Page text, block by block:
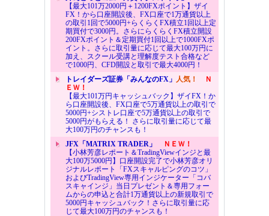
【最大101万2000円＋1200FXポイント】ザイ
FX！から口座開設後、FX口座で1万通貨以上
の取引1回で5000円+らくらくFX積立1回以上定
期買付で3000円。さらにらくらくFX積立開設
200FXポイント＆定期買付1回以上で1000FXポ
イント。さらに取引量に応じて最大100万円に
加え、スクール受講と理解度テスト合格など
で1000円、CFD開設と取引で最大4000円！
トレイダーズ証券「みんなのFX」 人気！
Ｎ
ＥＷ！
【最大101万円キャッシュバック】ザイFX！か
ら口座開設後、FX口座で5万通貨以上の取引で
5000円+シストレ口座で5万通貨以上の取引で
5000円がもらえる！ さらに取引量に応じて最
大100万円のチャンスも！
JFX「MATRIX TRADER」
ＮＥＷ！
【小林芳彦レポート＆TradingViewインジと最
大100万5000円】口座開設完了で小林芳彦オリ
ジナルレポート「FXスキャルピングのコツ」
およびTradingView専用インジケーター「コバ
スキャインジ」当日プレゼント＆専用フォー
ムからの申込と合計1万通貨以上の新規取引で
5000円キャッシュバック！さらに取引量に応
じて最大100万円のチャンスも！